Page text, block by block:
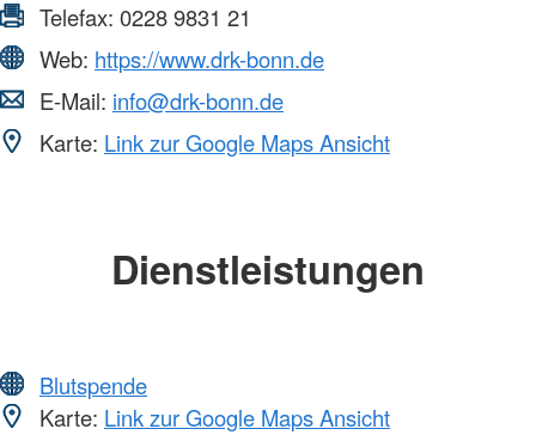
Telefax: 0228 9831 21
Web: https://www.drk-bonn.de
E-Mail: info@drk-bonn.de
Karte: Link zur Google Maps Ansicht
Dienstleistungen
Blutspende
Karte: Link zur Google Maps Ansicht